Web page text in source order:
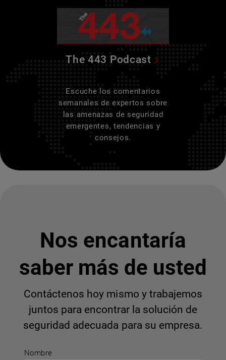
The 443 Podcast
Escuche los comentarios
semanales de expertos sobre
las amenazas de seguridad
emergentes, tendencias y
consejos.
Nombre
Nos encantaría
saber más de usted
Contáctenos hoy mismo y trabajemos
juntos para encontrar la solución de
seguridad adecuada para su empresa.